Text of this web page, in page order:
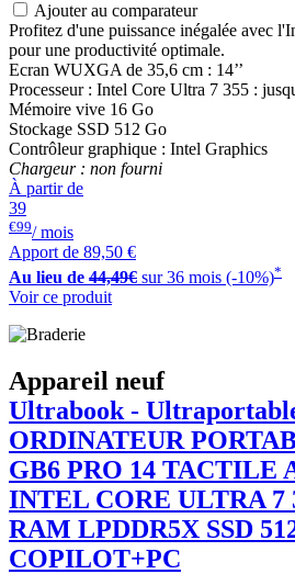
Ajouter au comparateur
Profitez d'une puissance inégalée avec
pour une productivité optimale.
Ecran WUXGA de 35,6 cm : 14’’
Processeur : Intel Core Ultra 7 355 :
Mémoire vive 16 Go
Stockage SSD 512 Go
Contrôleur graphique : Intel Graphics
Chargeur : non fourni
À partir de
39
€99/ mois
Apport de 89,50 €
Au lieu de 44,49€ sur 36 mois (-10%)*
Voir ce produit
Appareil neuf
Ultrabook -
ORDINATEUR
GB6 PRO 14 TACTILE
INTEL CORE ULTRA 7
RAM LPDDR5X SSD
COPILOT+PC